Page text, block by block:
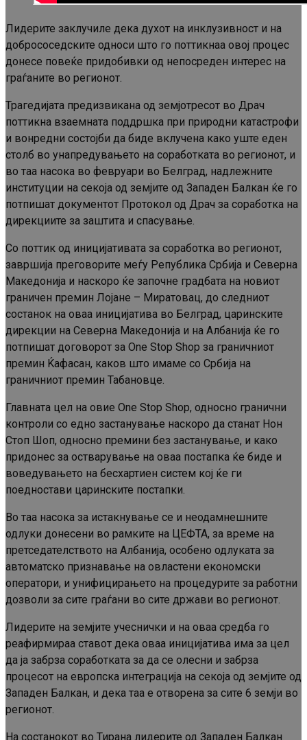
Лидерите заклучиле дека духот на инклузивност и на
добрососедските односи што го поттикнаа овој процес
донесе повеќе придобивки од непосреден интерес на
граѓаните во регионот.
Трагедијата предизвикана од земјотресот во Драч
поттикна взаемната поддршка при природни катастрофи
и вонредни состојби да биде вклучена како уште еден
столб во унапредувањето на соработката во регионот, и
во таа насока во февруари во Белград, надлежните
институции на секоја од земјите од Западен Балкан ќе го
потпишат документот Протокол од Драч за соработка на
дирекциите за заштита и спасување.
Со поттик од иницијативата за соработка во регионот,
завршија преговорите меѓу Република Србија и Северна
Македонија и наскоро ќе започне градбата на новиот
граничен премин Лојане – Миратовац, до следниот
состанок на оваа иницијатива во Белград, царинските
дирекции на Северна Македонија и на Албанија ќе го
потпишат договорот за One Stop Shop за граничниот
премин Ќафасан, каков што имаме со Србија на
граничниот премин Табановце.
Главната цел на овие One Stop Shop, односно гранични
контроли со едно застанување наскоро да станат Нон
Стоп Шоп, односно премини без застанување, и како
придонес за остварување на оваа постапка ќе биде и
воведувањето на бесхартиен систем кој ќе ги
поедностави царинските постапки.
Во таа насока за истакнување се и неодамнешните
одлуки донесени во рамките на ЦЕФТА, за време на
претседателството на Албанија, особено одлуката за
автоматско признавање на овластени економски
оператори, и унифицирањето на процедурите за работни
дозволи за сите граѓани во сите држави во регионот.
Лидерите на земјите учеснички и на оваа средба го
реафирмираа ставот дека оваа иницијатива има за цел
да ја забрза соработката за да се олесни и забрза
процесот на европска интеграција на секоја од земјите од
Западен Балкан, и дека таа е отворена за сите 6 земји во
регионот.
На состанокот во Тирана лидерите од Западен Балкан